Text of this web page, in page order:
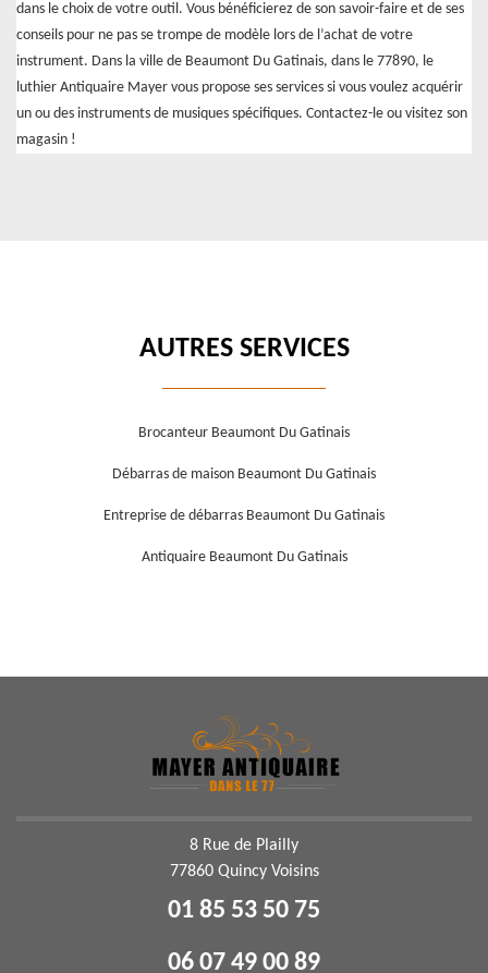
dans le choix de votre outil. Vous bénéficierez de son savoir-faire et de ses
conseils pour ne pas se trompe de modèle lors de l’achat de votre
instrument. Dans la ville de Beaumont Du Gatinais, dans le 77890, le
luthier Antiquaire Mayer vous propose ses services si vous voulez acquérir
un ou des instruments de musiques spécifiques. Contactez-le ou visitez son
magasin !
AUTRES SERVICES
Brocanteur Beaumont Du Gatinais
Débarras de maison Beaumont Du Gatinais
Entreprise de débarras Beaumont Du Gatinais
Antiquaire Beaumont Du Gatinais
8 Rue de Plailly
77860 Quincy Voisins
01 85 53 50 75
06 07 49 00 89